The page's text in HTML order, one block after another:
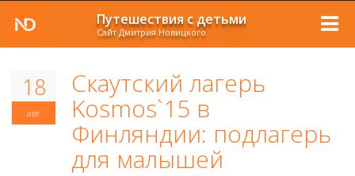
Путешествия с детьми
Сайт Дмитрия Новицкого
18
авг
Cкаутский лагерь
Kosmos`15 в
Финляндии: подлагерь
для малышей